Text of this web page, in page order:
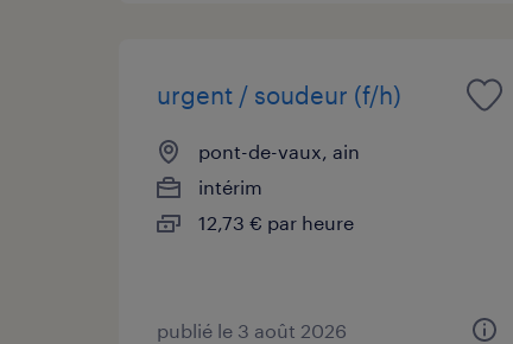
urgent / soudeur (f/h)
pont-de-vaux, ain
intérim
12,73 € par heure
publié le 3 août 2026